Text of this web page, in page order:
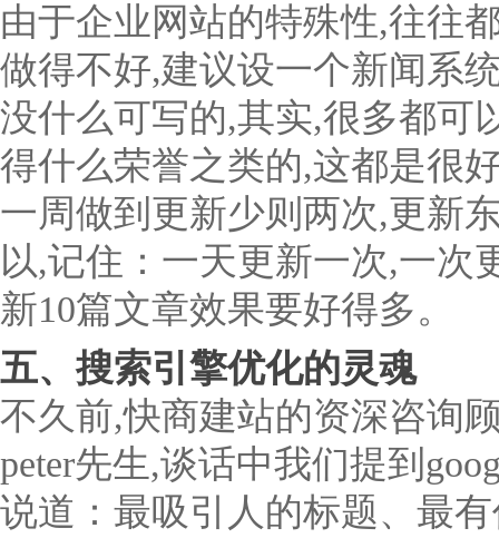
由于企业网站的特殊性,往往
做得不好,建议设一个新闻系
没什么可写的,其实,很多都可
得什么荣誉之类的,这都是很
一周做到更新少则两次,更新
以,记住：一天更新一次,一次
新10篇文章效果要好得多。
五、搜索引擎优化的灵魂
不久前,快商建站的资深咨询
peter先生,谈话中我们提到
说道：最吸引人的标题、最